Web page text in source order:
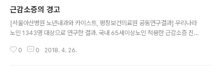
근감소증의 경고
[서울아산병원 노년내과와 카이스트, 평창보건의료원 공동연구결과] 우리나라
노인 1343명 대상으로 연구한 결과. 국내 65세이상노인 적용한 근감소증 진단
근감소증 입니다. 골격근량은 체성분검사를 해야 알수 있..
0 0 2018. 4. 26.